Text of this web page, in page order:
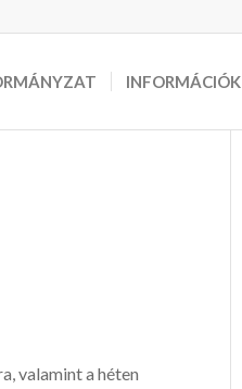
INFORMÁCIÓK
vala­mint a héten